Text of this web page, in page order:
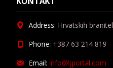
Address: Hrvatskih
Phone: +387 63 214 819
Email: info@ljportal.com